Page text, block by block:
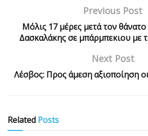
Previous Post
Μόλις 17 μέρες μετά τον
Δασκαλάκης σε μπάρμπεκιου με
Next Post
Λέσβος: Προς άμεση αξιοποίηση
Related Posts